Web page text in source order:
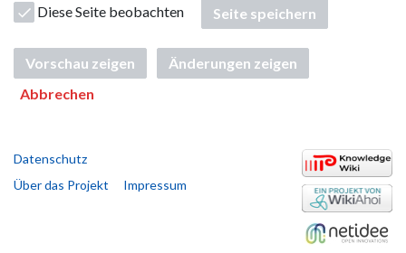
Diese Seite beobachten Seite speichern
Vorschau zeigen
Änderungen zeigen
Abbrechen
Datenschutz
Über das Projekt
Impressum